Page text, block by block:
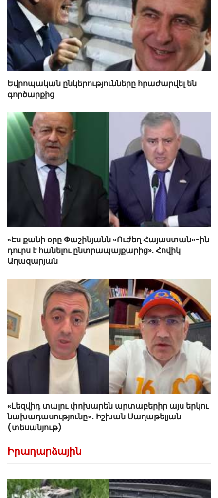
Եվրոպական ընկերությունները հրաժարվել են
գործարքից
«Էս քանի օրը Փաշինյանն «Ուժեղ Հայաստան»-ին
դուրս է հանելու ընտրապայքարից». Հովիկ
Աղազարյան
«Լեզվիդ տալու փոխարեն արտաբերիր այս երկու
նախադասությունը»․ Իշխան Սաղաթելյան
(տեսանյութ)
Իրադարձային